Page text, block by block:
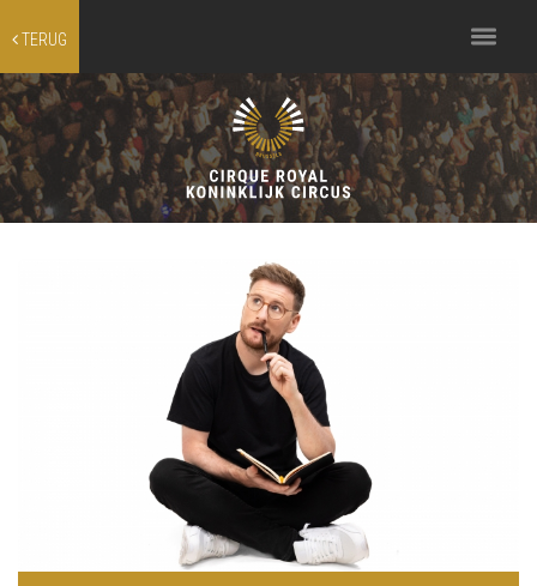
TERUG
Toggle
navigation